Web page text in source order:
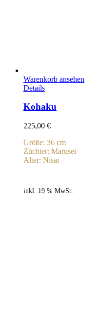
Warenkorb ansehen
Details
Kohaku
225,00 €
Größe: 36 cm
Züchter: Marusei
Alter: Nisai
inkl. 19 % MwSt.